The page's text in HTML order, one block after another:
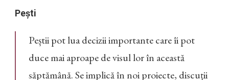
Pești
Peștii pot lua decizii importante care îi pot
duce mai aproape de visul lor în această
săptămână. Se implică în noi proiecte, discuții